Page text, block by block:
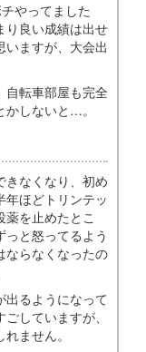
やってました
り良い成績は出せ
いますが、大会出
転車部屋も完全
しないと…。
きなくなり、初め
年ほどトリンテッ
を止めたとこ
と怒ってるよう
ならなくなったの
出るようになって
していますが、
ません。